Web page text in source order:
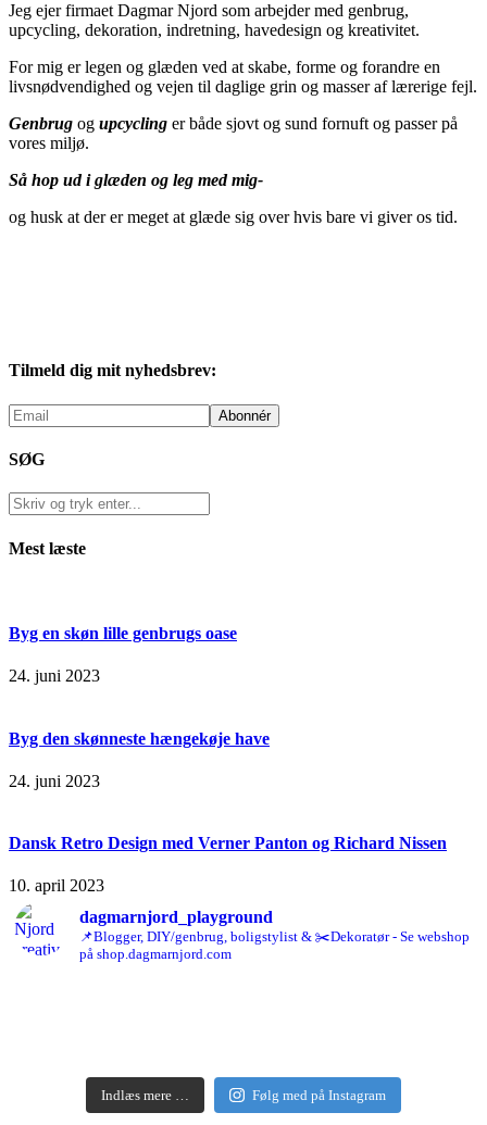
Jeg ejer firmaet Dagmar Njord som arbejder med genbrug,
upcycling, dekoration, indretning, havedesign og kreativitet.
For mig er legen og glæden ved at skabe, forme og forandre en
livsnødvendighed og vejen til daglige grin og masser af lærerige fejl.
Genbrug og upcycling er både sjovt og sund fornuft og passer på
vores miljø.
Så hop ud i glæden og leg med mig-
og husk at der er meget at glæde sig over hvis bare vi giver os tid.
Tilmeld dig mit nyhedsbrev:
SØG
Mest læste
Byg en skøn lille genbrugs oase
24. juni 2023
Byg den skønneste hængekøje have
24. juni 2023
Dansk Retro Design med Verner Panton og Richard Nissen
10. april 2023
dagmarnjord_playground
📌Blogger, DIY/genbrug, boligstylist & ✂️Dekoratør - Se webshop
på shop.dagmarnjord.com
Indlæs mere … Følg med på Instagram